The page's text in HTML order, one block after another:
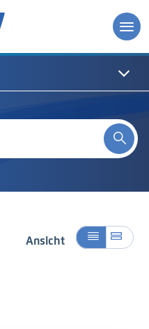
Ansicht